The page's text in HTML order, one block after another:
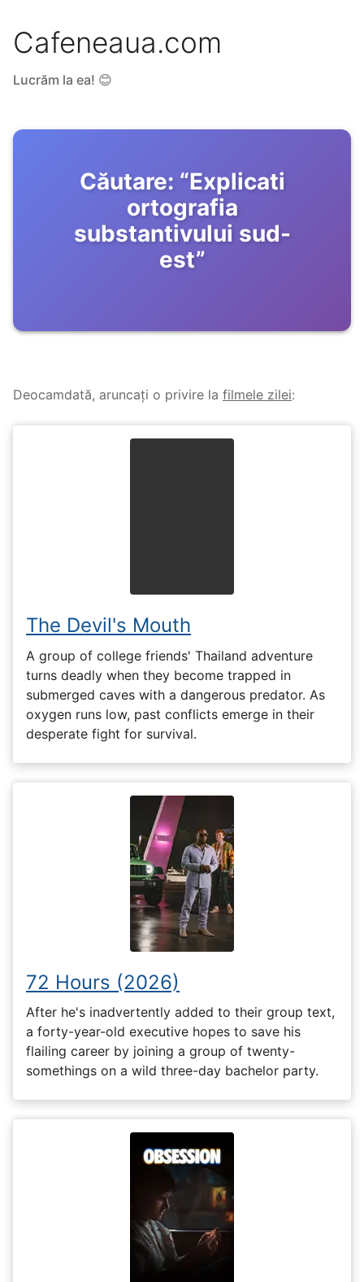
Cafeneaua.com
Lucrăm la ea! 😊
Căutare: “Explicati
ortografia
substantivului sud-
est”
Deocamdată, aruncați o privire la filmele zilei:
The Devil's Mouth
A group of college friends' Thailand adventure
turns deadly when they become trapped in
submerged caves with a dangerous predator. As
oxygen runs low, past conflicts emerge in their
desperate fight for survival.
72 Hours (2026)
After he's inadvertently added to their group text,
a forty-year-old executive hopes to save his
flailing career by joining a group of twenty-
somethings on a wild three-day bachelor party.